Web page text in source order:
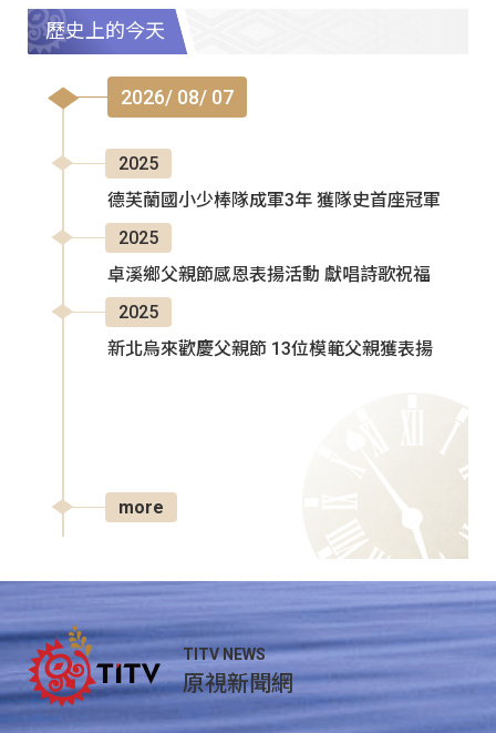
歷史上的今天
2026/ 08/ 07
2025
德芙蘭國小少棒隊成軍3年 獲隊史首座冠軍
2025
卓溪鄉父親節感恩表揚活動 獻唱詩歌祝福
2025
新北烏來歡慶父親節 13位模範父親獲表揚
more
TITV NEWS
原視新聞網